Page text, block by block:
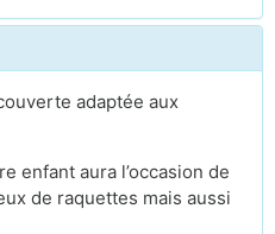
adaptée aux
enfant aura l’occasion de
de raquettes mais aussi